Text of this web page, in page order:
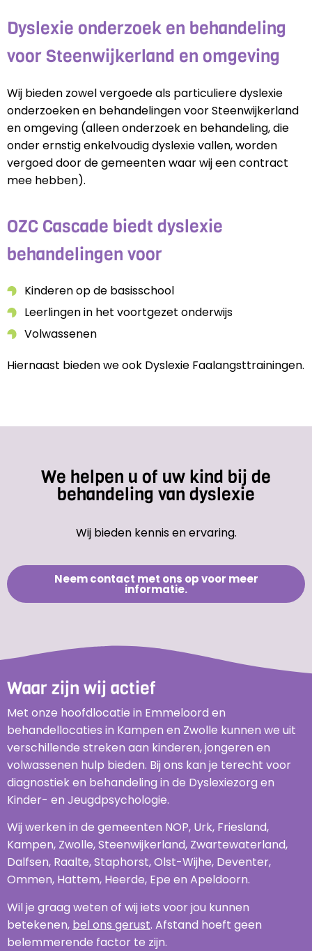
Dyslexie onderzoek en behandeling
voor Steenwijkerland en omgeving
Wij bieden zowel vergoede als particuliere dyslexie
onderzoeken en behandelingen voor Steenwijkerland
en omgeving (alleen onderzoek en behandeling, die
onder ernstig enkelvoudig dyslexie vallen, worden
vergoed door de gemeenten waar wij een contract
mee hebben).
OZC Cascade biedt dyslexie
behandelingen voor
Kinderen op de basisschool
Leerlingen in het voortgezet onderwijs
Volwassenen
Hiernaast bieden we ook Dyslexie Faalangsttrainingen.
We helpen u of uw kind bij de
behandeling van dyslexie
Wij bieden kennis en ervaring.
Neem contact met ons op voor meer
informatie.
Waar zijn wij actief
Met onze hoofdlocatie in Emmeloord en
behandellocaties in Kampen en Zwolle kunnen we uit
verschillende streken aan kinderen, jongeren en
volwassenen hulp bieden. Bij ons kan je terecht voor
diagnostiek en behandeling in de Dyslexiezorg en
Kinder- en Jeugdpsychologie.
Wij werken in de gemeenten NOP, Urk, Friesland,
Kampen, Zwolle, Steenwijkerland, Zwartewaterland,
Dalfsen, Raalte, Staphorst, Olst-Wijhe, Deventer,
Ommen, Hattem, Heerde, Epe en Apeldoorn.
Wil je graag weten of wij iets voor jou kunnen
betekenen, bel ons gerust. Afstand hoeft geen
belemmerende factor te zijn.